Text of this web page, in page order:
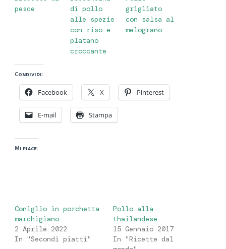
pesce
di pollo
alle spezie
con riso e
platano
croccante
grigliato
con salsa al
melograno
Condividi:
Facebook X Pinterest
E-mail Stampa
Mi piace:
Coniglio in porchetta
marchigiano
2 Aprile 2022
In "Secondi piatti"
Pollo alla
thailandese
15 Gennaio 2017
In "Ricette dal